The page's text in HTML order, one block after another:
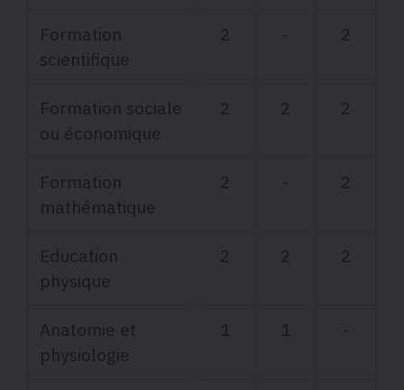
Formation
scientifique
2 - 2
Formation sociale
ou économique
2 2 2
Formation
mathématique
2 - 2
Education
physique
2 2 2
Anatomie et
physiologie
1 1 -